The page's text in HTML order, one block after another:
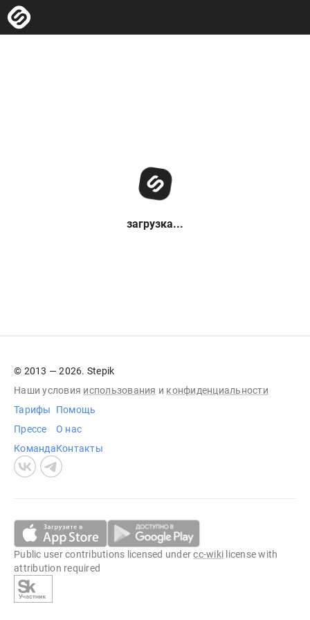
загрузка...
© 2013 — 2026. Stepik
Наши условия использования и конфиденциальности
Тарифы
Прессе
Команда
Помощь
О нас
Контакты
Public user contributions licensed undercc-wiki license with
attribution required